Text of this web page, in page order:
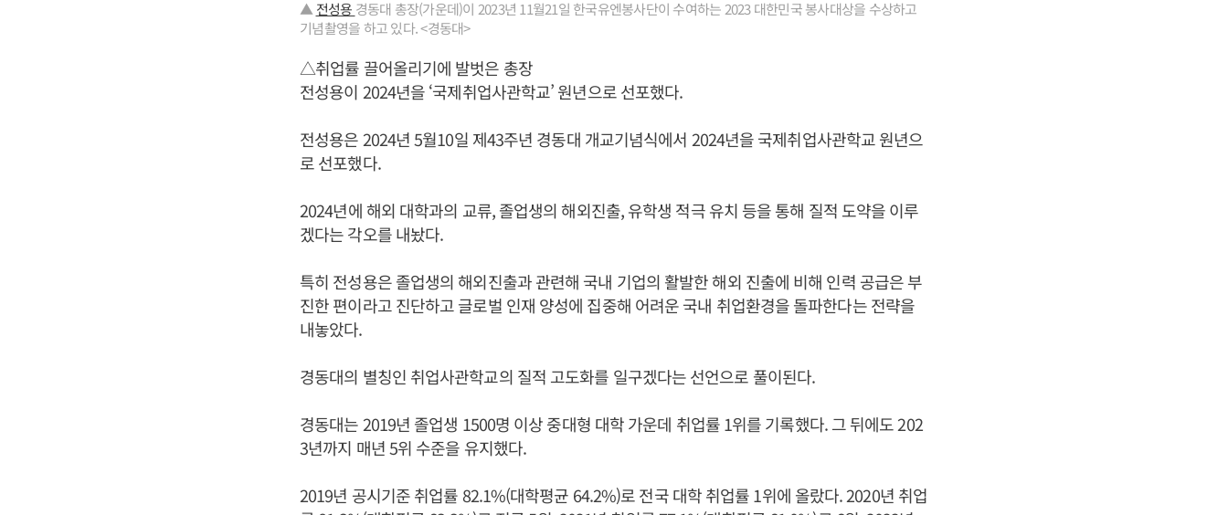
▲ 전성용 경동대 총장(가운데)이 2023년 11월21일 한국유엔봉사단이 수여하는 2023 대한민국 봉사대상을 수상하고
기념촬영을 하고 있다. <경동대>
△취업률 끌어올리기에 발벗은 총장
전성용이 2024년을 ‘국제취업사관학교’ 원년으로 선포했다.
전성용은 2024년 5월10일 제43주년 경동대 개교기념식에서 2024년을 국제취업사관학교 원년으
로 선포했다.
2024년에 해외 대학과의 교류, 졸업생의 해외진출, 유학생 적극 유치 등을 통해 질적 도약을 이루
겠다는 각오를 내놨다.
특히 전성용은 졸업생의 해외진출과 관련해 국내 기업의 활발한 해외 진출에 비해 인력 공급은 부
진한 편이라고 진단하고 글로벌 인재 양성에 집중해 어려운 국내 취업환경을 돌파한다는 전략을
내놓았다.
경동대의 별칭인 취업사관학교의 질적 고도화를 일구겠다는 선언으로 풀이된다.
경동대는 2019년 졸업생 1500명 이상 중대형 대학 가운데 취업률 1위를 기록했다. 그 뒤에도 202
3년까지 매년 5위 수준을 유지했다.
2019년 공시기준 취업률 82.1%(대학평균 64.2%)로 전국 대학 취업률 1위에 올랐다. 2020년 취업